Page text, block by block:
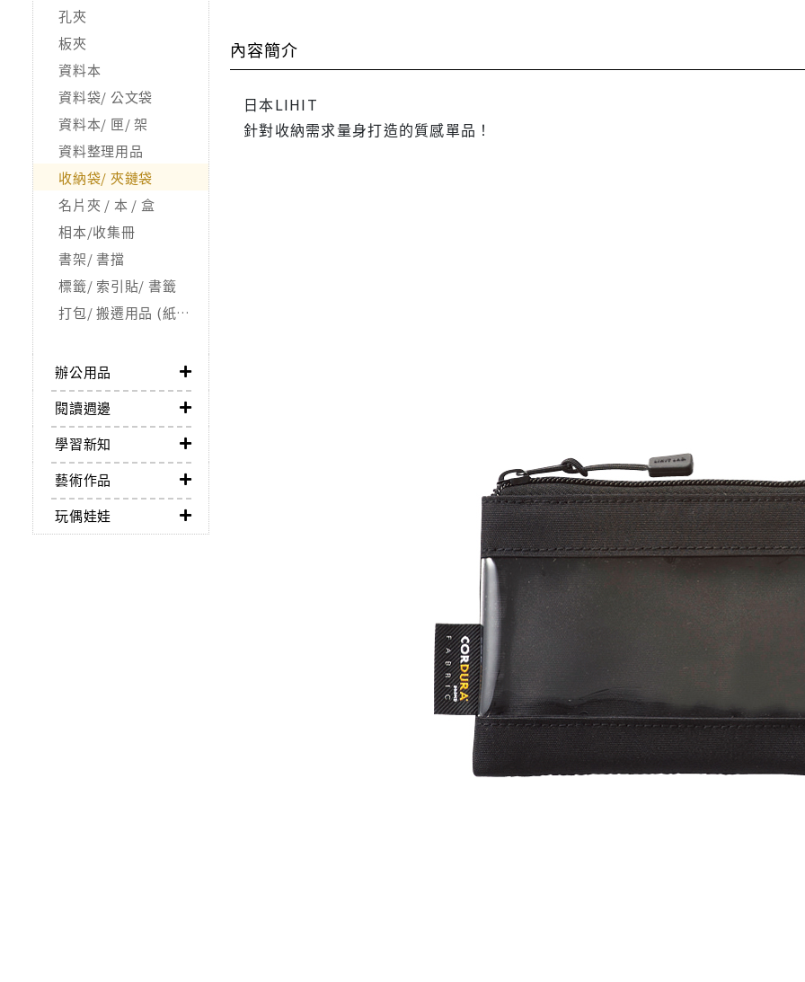
孔夾
板夾
資料本
資料袋/ 公文袋
資料本/ 匣/ 架
資料整理用品
收納袋/ 夾鏈袋
名片夾 / 本 / 盒
相本/收集冊
書架/ 書擋
標籤/ 索引貼/ 書籤
打包/ 搬遷用品 (紙箱/ 氣泡紙)
辦公用品
閱讀週邊
學習新知
藝術作品
玩偶娃娃
內容簡介
日本LIHIT
針對收納需求量身打造的質感單品！